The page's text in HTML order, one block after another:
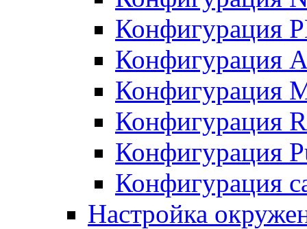
Конфигурация
Конфигурация
Конфигурация
Конфигурация
Конфигурация
Конфигурация
Настройка